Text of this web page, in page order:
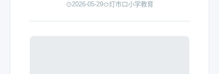
2026-05-29 灯市口小学教育